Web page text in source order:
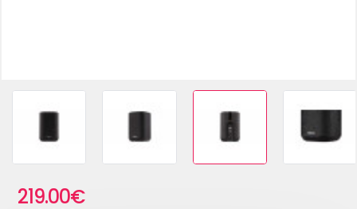
-12%
219.00€